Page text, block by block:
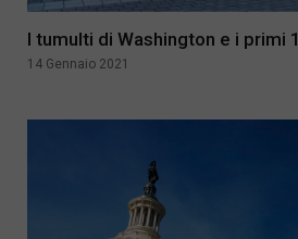
I tumulti di Washington e i primi
14 Gennaio 2021